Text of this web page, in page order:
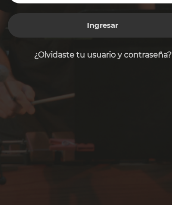
Ingresar
¿Olvidaste tu usuario y contraseña?